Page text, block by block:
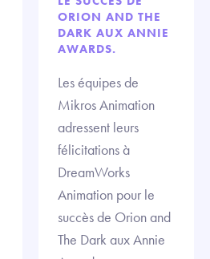
ORION AND THE
DARK AUX ANNIE
AWARDS.
Les équipes de
Mikros Animation
adressent leurs
félicitations à
DreamWorks
Animation pour le
succès de Orion and
The Dark aux Annie